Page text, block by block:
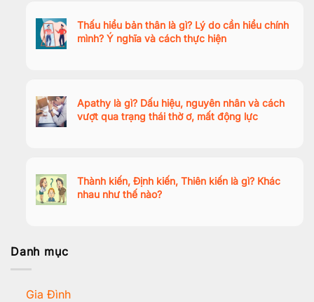
Thấu hiểu bản thân là gì? Lý do cần hiểu chính
mình? Ý nghĩa và cách thực hiện
Apathy là gì? Dấu hiệu, nguyên nhân và cách
vượt qua trạng thái thờ ơ, mất động lực
Thành kiến, Định kiến, Thiên kiến là gì? Khác
nhau như thế nào?
Danh mục
Gia Đình